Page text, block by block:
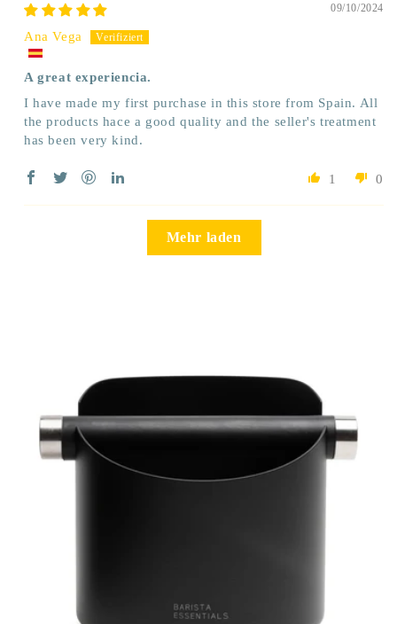
09/10/2024
Ana Vega
A great experiencia.
I have made my first purchase in this store from Spain. All
the products hace a good quality and the seller's treatment
has been very kind.
1 0
Mehr laden